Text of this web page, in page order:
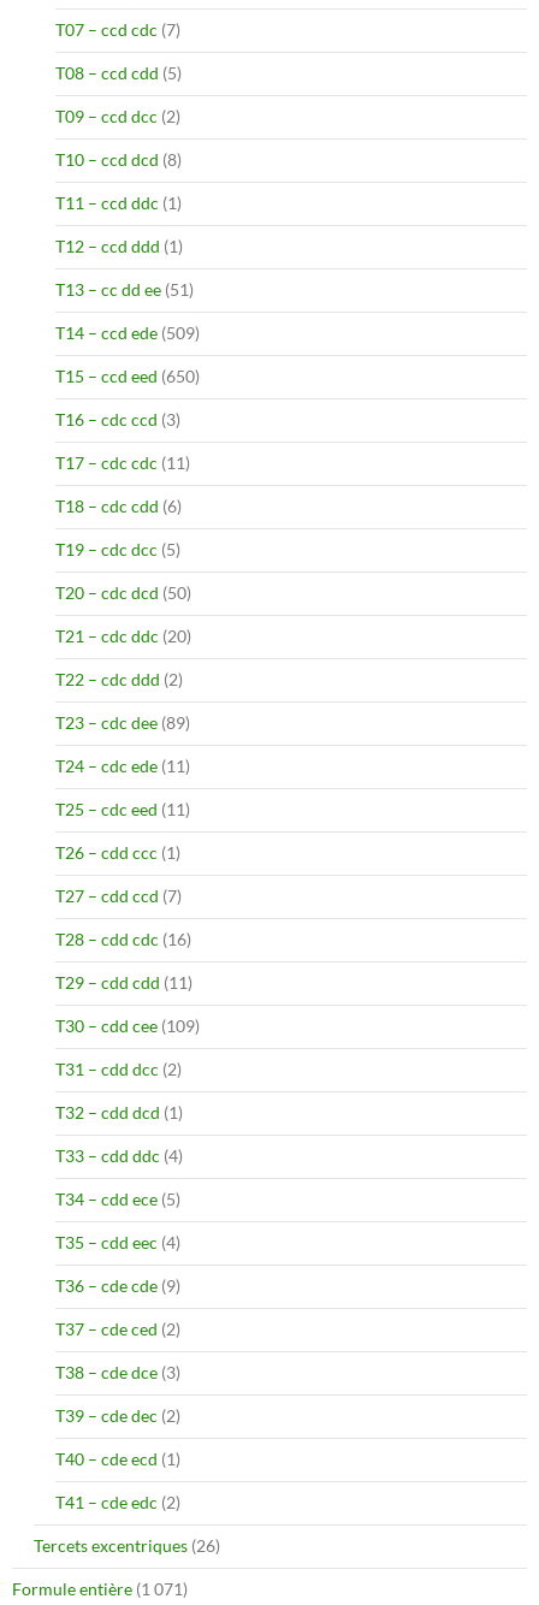
T07 – ccd cdc (7)
T08 – ccd cdd (5)
T09 – ccd dcc (2)
T10 – ccd dcd (8)
T11 – ccd ddc (1)
T12 – ccd ddd (1)
T13 – cc dd ee (51)
T14 – ccd ede (509)
T15 – ccd eed (650)
T16 – cdc ccd (3)
T17 – cdc cdc (11)
T18 – cdc cdd (6)
T19 – cdc dcc (5)
T20 – cdc dcd (50)
T21 – cdc ddc (20)
T22 – cdc ddd (2)
T23 – cdc dee (89)
T24 – cdc ede (11)
T25 – cdc eed (11)
T26 – cdd ccc (1)
T27 – cdd ccd (7)
T28 – cdd cdc (16)
T29 – cdd cdd (11)
T30 – cdd cee (109)
T31 – cdd dcc (2)
T32 – cdd dcd (1)
T33 – cdd ddc (4)
T34 – cdd ece (5)
T35 – cdd eec (4)
T36 – cde cde (9)
T37 – cde ced (2)
T38 – cde dce (3)
T39 – cde dec (2)
T40 – cde ecd (1)
T41 – cde edc (2)
Tercets excentriques (26)
Formule entière (1 071)